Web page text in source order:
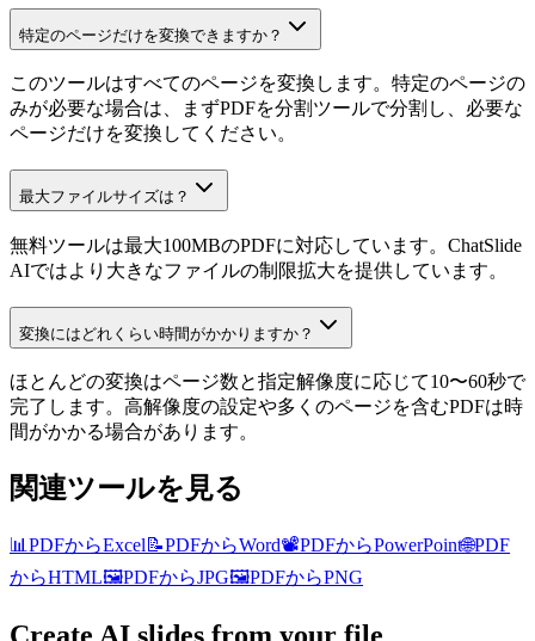
特定のページだけを変換できますか？
このツールはすべてのページを変換します。特定のページの
みが必要な場合は、まずPDFを分割ツールで分割し、必要な
ページだけを変換してください。
最大ファイルサイズは？
無料ツールは最大100MBのPDFに対応しています。ChatSlide
AIではより大きなファイルの制限拡大を提供しています。
変換にはどれくらい時間がかかりますか？
ほとんどの変換はページ数と指定解像度に応じて10〜60秒で
完了します。高解像度の設定や多くのページを含むPDFは時
間がかかる場合があります。
関連ツールを見る
📊 PDFからExcel 📝PDFからWord📽️PDFからPowerPoint🌐PDF
からHTML🖼️PDFからJPG🖼️PDFからPNG